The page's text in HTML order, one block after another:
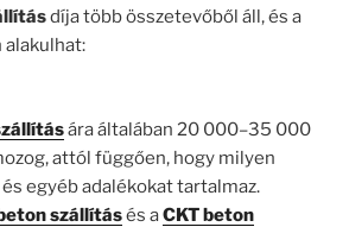
díja több összetevőből áll, és a
alakulhat:
ára általában 20 000–35 000
attól függően, hogy milyen
egyéb adalékokat tartalmaz.
szállításés aCKT beton